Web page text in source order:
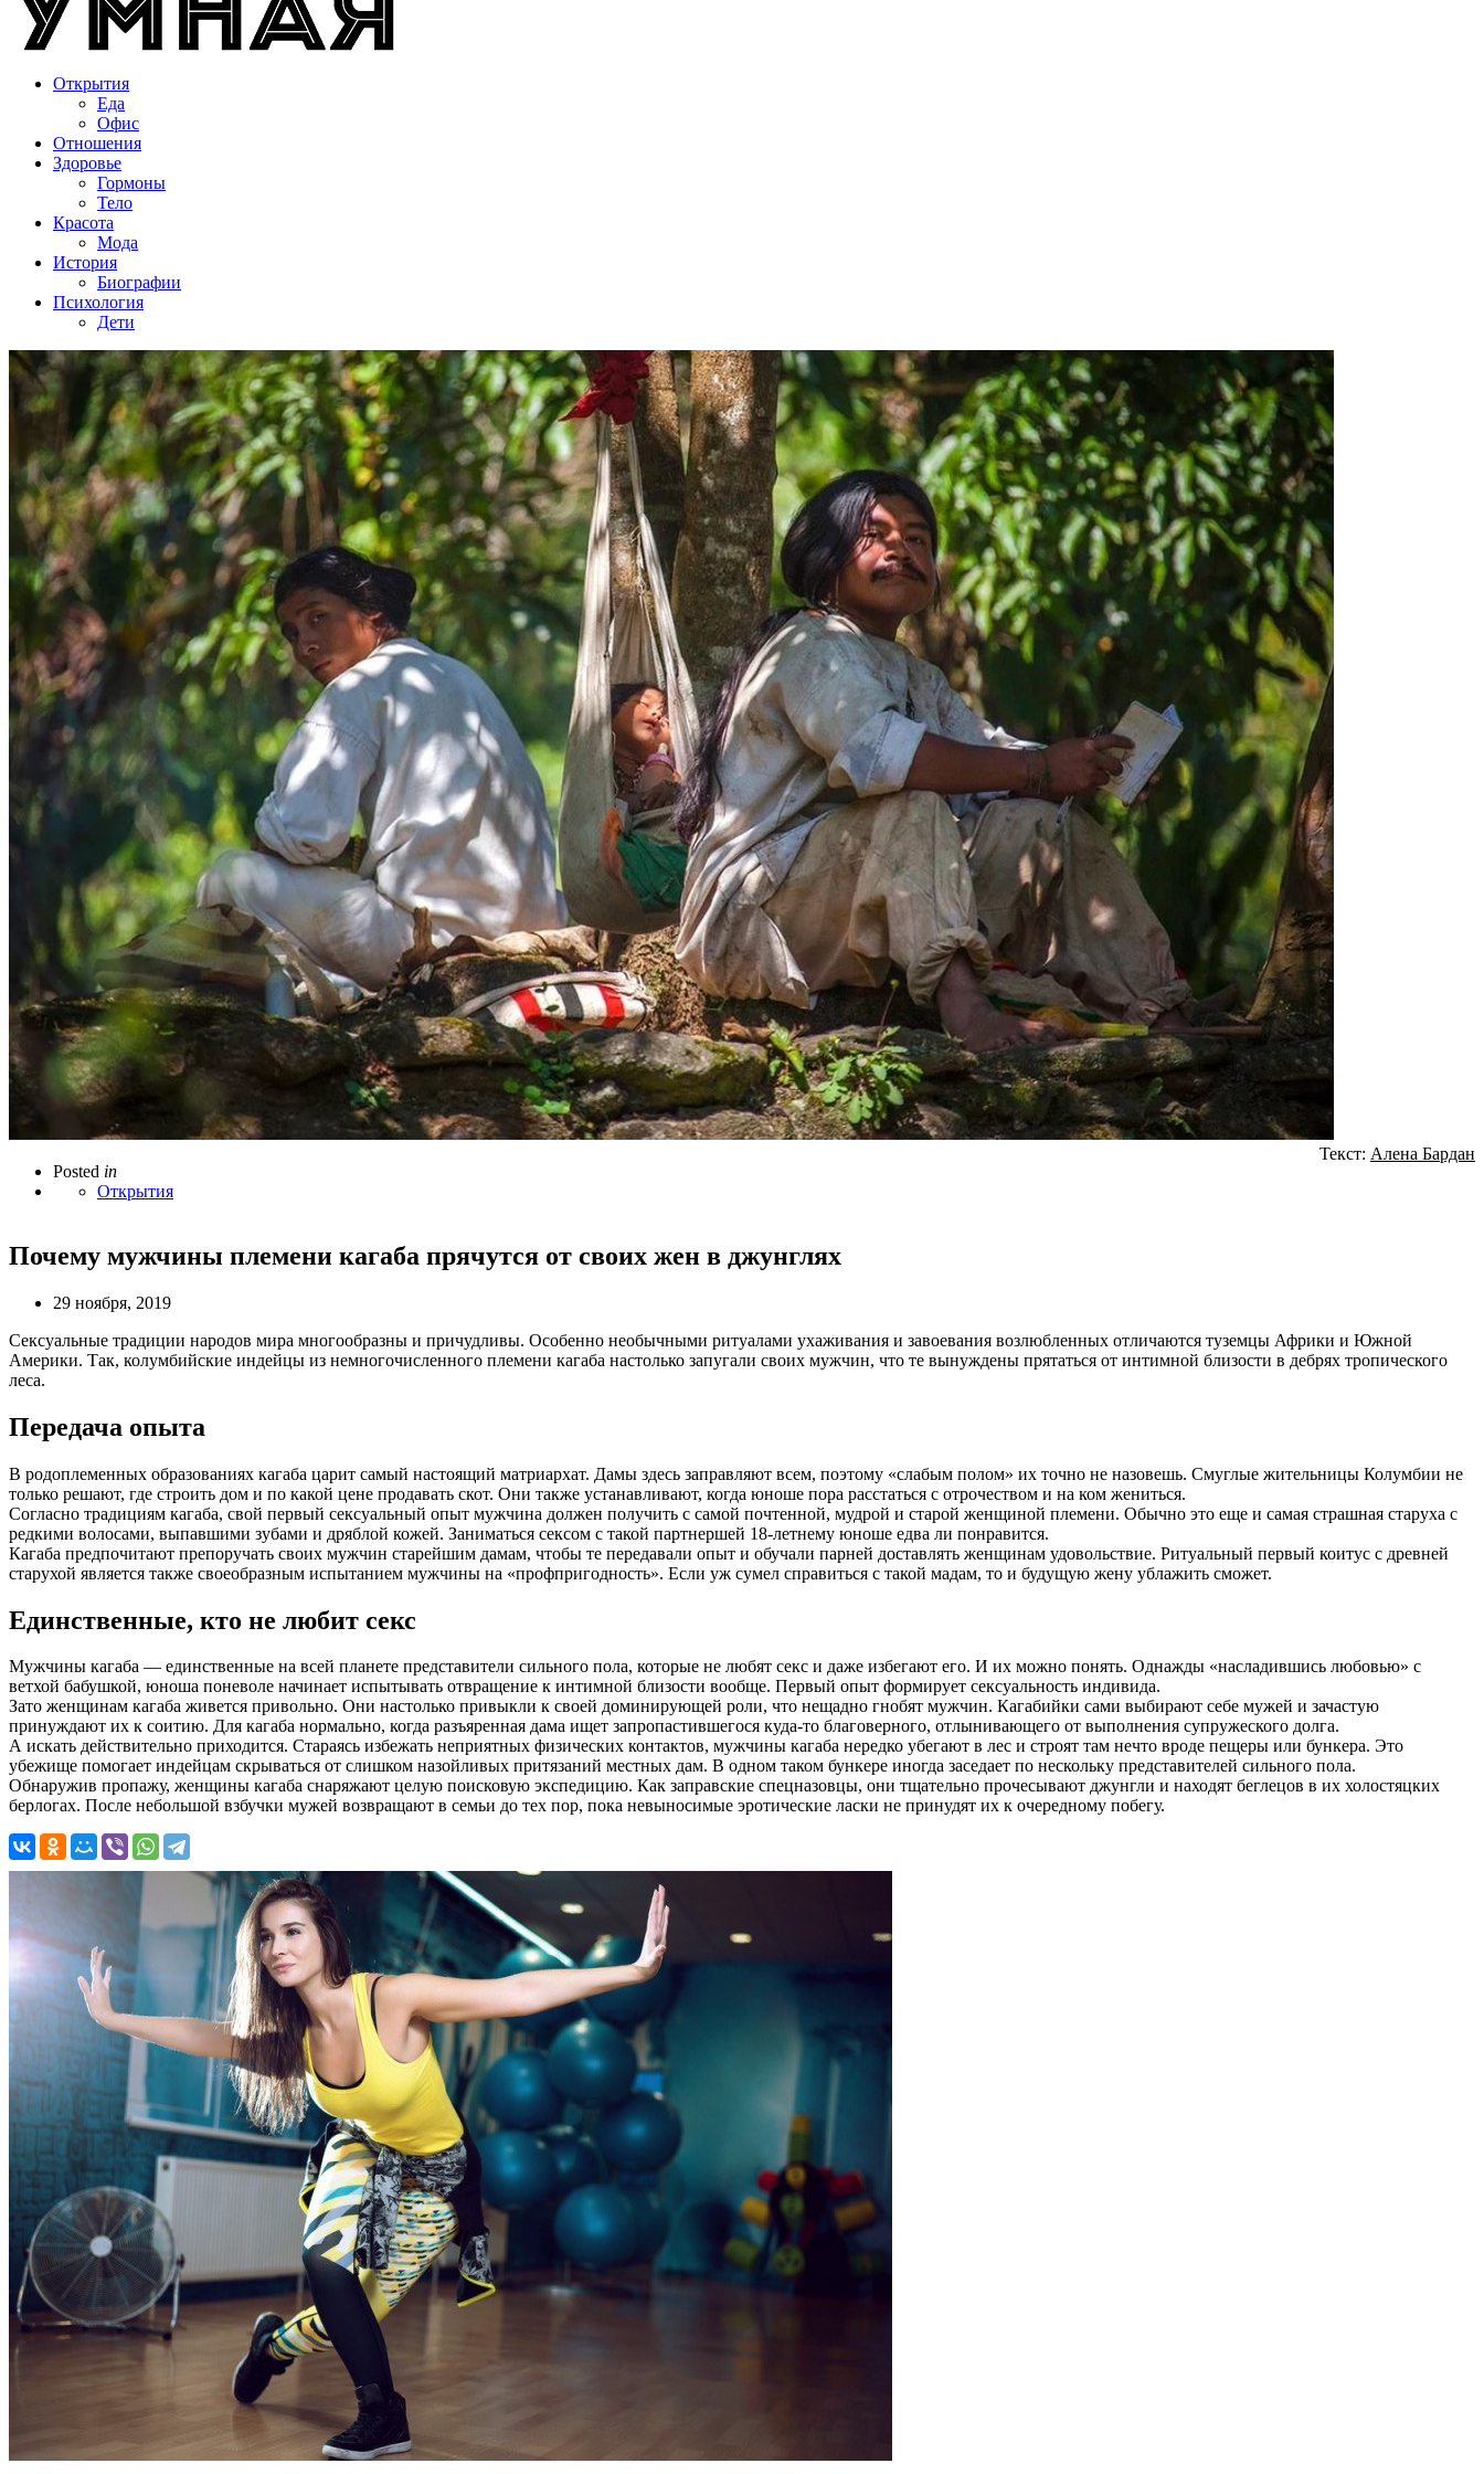
Открытия
Еда
Офис
Отношения
Здоровье
Гормоны
Тело
Красота
Мода
История
Биографии
Психология
Дети
Posted in
Открытия
Текст: Алена Бардан
Почему мужчины племени кагаба прячутся от своих жен в джунглях
29 ноября, 2019
Сексуальные традиции народов мира многообразны и причудливы. Особенно необычными ритуалами ухаживания и завоевания возлюбленных отличаются туземцы Африки и Южной
Америки. Так, колумбийские индейцы из немногочисленного племени кагаба настолько запугали своих мужчин, что те вынуждены прятаться от интимной близости в дебрях тропического
леса.
Передача опыта
В родоплеменных образованиях кагаба царит самый настоящий матриархат. Дамы здесь заправляют всем, поэтому «слабым полом» их точно не назовешь. Смуглые жительницы Колумбии не
только решают, где строить дом и по какой цене продавать скот. Они также устанавливают, когда юноше пора расстаться с отрочеством и на ком жениться.
Согласно традициям кагаба, свой первый сексуальный опыт мужчина должен получить с самой почтенной, мудрой и старой женщиной племени. Обычно это еще и самая страшная старуха с
редкими волосами, выпавшими зубами и дряблой кожей. Заниматься сексом с такой партнершей 18-летнему юноше едва ли понравится.
Кагаба предпочитают препоручать своих мужчин старейшим дамам, чтобы те передавали опыт и обучали парней доставлять женщинам удовольствие. Ритуальный первый коитус с древней
старухой является также своеобразным испытанием мужчины на «профпригодность». Если уж сумел справиться с такой мадам, то и будущую жену ублажить сможет.
Единственные, кто не любит секс
Мужчины кагаба — единственные на всей планете представители сильного пола, которые не любят секс и даже избегают его. И их можно понять. Однажды «насладившись любовью» с
ветхой бабушкой, юноша поневоле начинает испытывать отвращение к интимной близости вообще. Первый опыт формирует сексуальность индивида.
Зато женщинам кагаба живется привольно. Они настолько привыкли к своей доминирующей роли, что нещадно гнобят мужчин. Кагабийки сами выбирают себе мужей и зачастую
принуждают их к соитию. Для кагаба нормально, когда разъяренная дама ищет запропастившегося куда-то благоверного, отлынивающего от выполнения супружеского долга.
А искать действительно приходится. Стараясь избежать неприятных физических контактов, мужчины кагаба нередко убегают в лес и строят там нечто вроде пещеры или бункера. Это
убежище помогает индейцам скрываться от слишком назойливых притязаний местных дам. В одном таком бункере иногда заседает по нескольку представителей сильного пола.
Обнаружив пропажу, женщины кагаба снаряжают целую поисковую экспедицию. Как заправские спецназовцы, они тщательно прочесывают джунгли и находят беглецов в их холостяцких
берлогах. После небольшой взбучки мужей возвращают в семьи до тех пор, пока невыносимые эротические ласки не принудят их к очередному побегу.